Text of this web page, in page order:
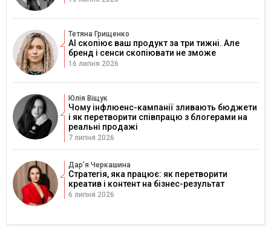
Тетяна Грищенко
AI скопіює ваш продукт за три тижні. Але
бренд і сенси скопіювати не зможе
16 липня 2026
Юлія Віщук
Чому інфлюенс-кампанії зливають бюджети
і як перетворити співпрацю з блогерами на
реальні продажі
7 липня 2026
Дарʼя Черкашина
Стратегія, яка працює: як перетворити
креатив і контент на бізнес-результат
6 липня 2026